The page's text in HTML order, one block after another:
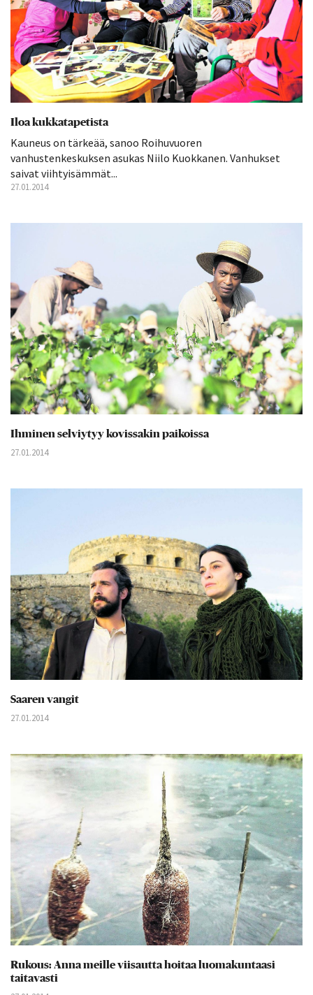
Iloa kukkatapetista
Kauneus on tärkeää, sanoo Roihuvuoren
vanhustenkeskuksen asukas Niilo Kuokkanen. Vanhukset
saivat viihtyisämmät...
27.01.2014
Ihminen selviytyy kovissakin paikoissa
27.01.2014
Saaren vangit
27.01.2014
Rukous: Anna meille viisautta hoitaa luomakuntaasi
taitavasti